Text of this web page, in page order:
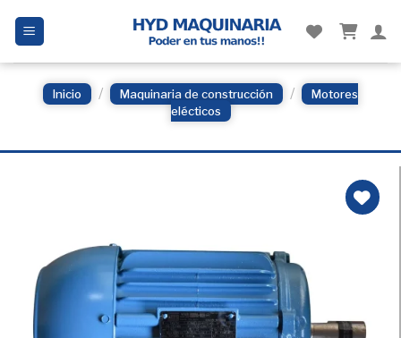
Inicio / Maquinaria de construcción /
Motores
elécticos